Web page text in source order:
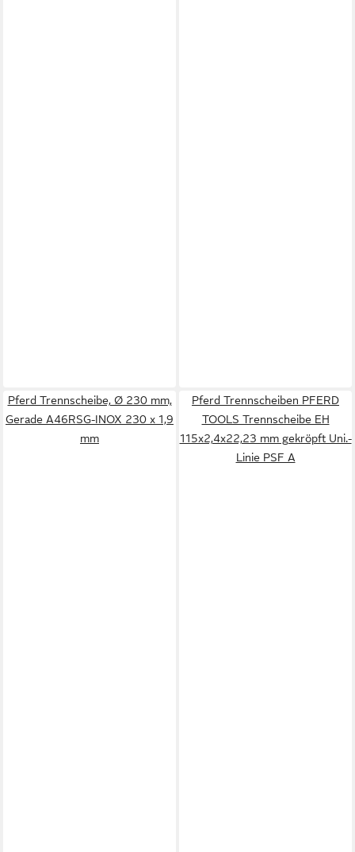
Pferd Trennscheibe, Ø 230 mm,
Gerade A46RSG-INOX 230 x 1,9
mm
Pferd Trennscheiben PFERD
TOOLS Trennscheibe EH
115x2,4x22,23 mm gekröpft Uni.-
Linie PSF A